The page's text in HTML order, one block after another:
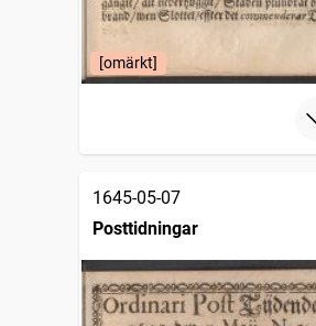
[omärkt]
1645-05-07
Posttidningar